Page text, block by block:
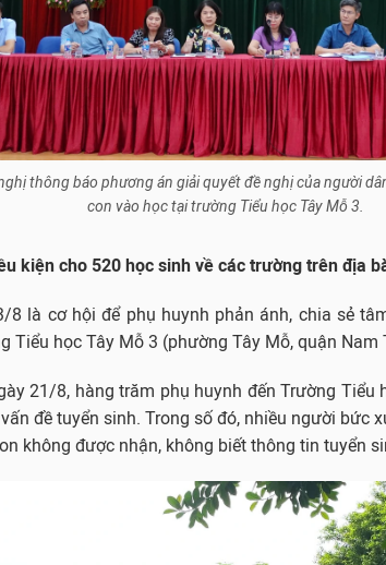
thông báo phương án giải quyết đề nghị của người
con vào học tại trường Tiểu học Tây Mỗ 3.
kiện cho 520 học sinh về các trường trên địa
8 là cơ hội để phụ huynh phản ánh, chia sẻ
Tiểu học Tây Mỗ 3 (phường Tây Mỗ, quận Nam
21/8, hàng trăm phụ huynh đến Trường Tiểu
đề tuyển sinh. Trong số đó, nhiều người bức
không được nhận, không biết thông tin tuyển